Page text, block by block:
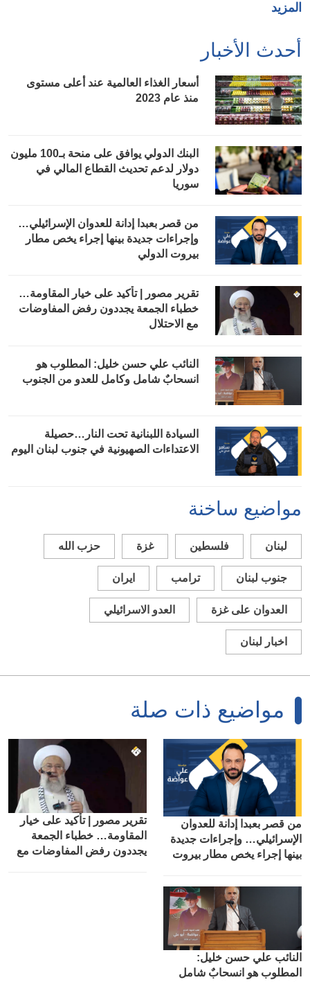
المزيد
أحدث الأخبار
أسعار الغذاء العالمية عند أعلى مستوى
منذ عام 2023
البنك الدولي يوافق على منحة بـ100 مليون
دولار لدعم تحديث القطاع المالي في
سوريا
من قصر بعبدا إدانة للعدوان الإسرائيلي…
وإجراءات جديدة بينها إجراء يخص مطار
بيروت الدولي
تقرير مصور | تأكيد على خيار المقاومة…
خطباء الجمعة يجددون رفض المفاوضات
مع الاحتلال
النائب علي حسن خليل: المطلوب هو
انسحابٌ شامل وكامل للعدو من الجنوب
السيادة اللبنانية تحت النار…حصيلة
الاعتداءات الصهيونية في جنوب لبنان اليوم
مواضيع ساخنة
لبنان فلسطين غزة حزب الله
جنوب لبنان ترامب ايران
العدوان على غزة العدو الاسرائيلي
اخبار لبنان
مواضيع ذات صلة
من قصر بعبدا إدانة للعدوان
الإسرائيلي… وإجراءات جديدة
بينها إجراء يخص مطار بيروت
تقرير مصور | تأكيد على خيار
المقاومة… خطباء الجمعة
يجددون رفض المفاوضات مع
النائب علي حسن خليل:
المطلوب هو انسحابٌ شامل